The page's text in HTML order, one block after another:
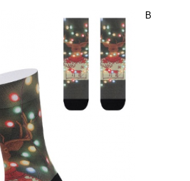
В